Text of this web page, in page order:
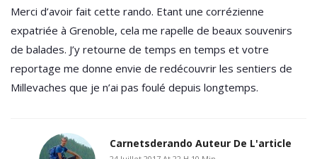
Merci d’avoir fait cette rando. Etant une corrézienne
expatriée à Grenoble, cela me rapelle de beaux souvenirs
de balades. J’y retourne de temps en temps et votre
reportage me donne envie de redécouvrir les sentiers de
Millevaches que je n’ai pas foulé depuis longtemps.
Carnetsderando Auteur De L'article